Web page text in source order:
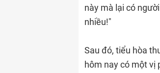
này mà lại có
nhiều!"
Sau đó, tiểu hòa
hôm nay có một vị